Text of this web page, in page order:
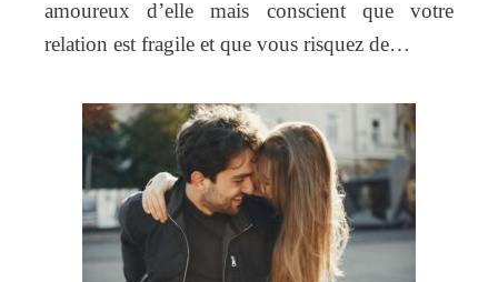
amoureux d’elle mais conscient que votre
relation est fragile et que vous risquez de…